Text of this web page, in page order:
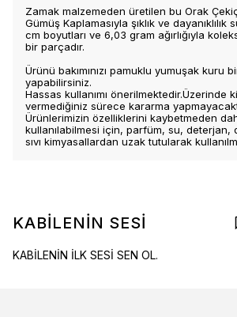
Zamak malzemeden üretilen bu Orak
Gümüş Kaplamasıyla şıklık ve dayanıklılık
cm boyutları ve 6,03 gram ağırlığıyla
bir parçadır.
Ürünü bakımınızı pamuklu yumuşak kuru
yapabilirsiniz.
Hassas kullanımı önerilmektedir.Üzerinde
vermediğiniz sürece kararma
Ürünlerimizin özelliklerini kaybetmeden
kullanılabilmesi için, parfüm, su, deterjan,
sıvı kimyasallardan uzak tutularak
KABİLENİN SESİ
KABİLENİN İLK SESİ SEN OL.